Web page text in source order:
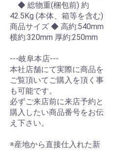
◆ 総物重(梱包前) 約
42.5Kg (本体、箱等を含む)
商品サイズ ◆ 高約:540mm
横約:320mm 厚約:250mm
---岐阜本店---
本社店舗にて実際に商品を
ご覧頂いてご購入を頂く事
も可能です。
必ずご来店前に来店予約と
購入したい商品番号をお伝
え下さい。
※産地から直接仕入れた新